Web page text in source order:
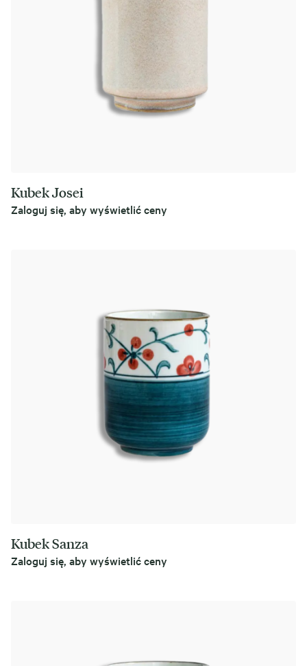
Kubek Josei
Zaloguj się, aby wyświetlić ceny
Kubek Sanza
Zaloguj się, aby wyświetlić ceny